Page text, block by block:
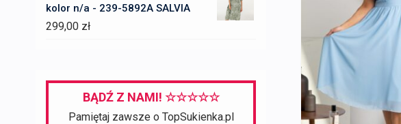
kolor n/a - 239-5892A SALVIA
299,00 zł
BĄDŹ Z NAMI! ☆☆☆☆☆
Pamiętaj zawsze o TopSukienka.pl